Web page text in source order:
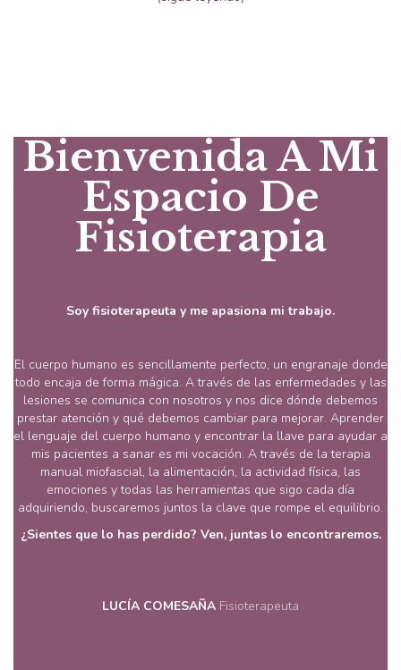
Bienvenida A Mi
Espacio De
Fisioterapia
Soy fisioterapeuta y me apasiona mi trabajo.
El cuerpo humano es sencillamente perfecto, un engranaje donde
todo encaja de forma mágica. A través de las enfermedades y las
lesiones se comunica con nosotros y nos dice dónde debemos
prestar atención y qué debemos cambiar para mejorar. Aprender
el lenguaje del cuerpo humano y encontrar la llave para ayudar a
mis pacientes a sanar es mi vocación. A través de la terapia
manual miofascial, la alimentación, la actividad física, las
emociones y todas las herramientas que sigo cada día
adquiriendo, buscaremos juntos la clave que rompe el equilibrio.
¿Sientes que lo has perdido? Ven, juntas lo encontraremos.
LUCÍA COMESAÑA Fisioterapeuta